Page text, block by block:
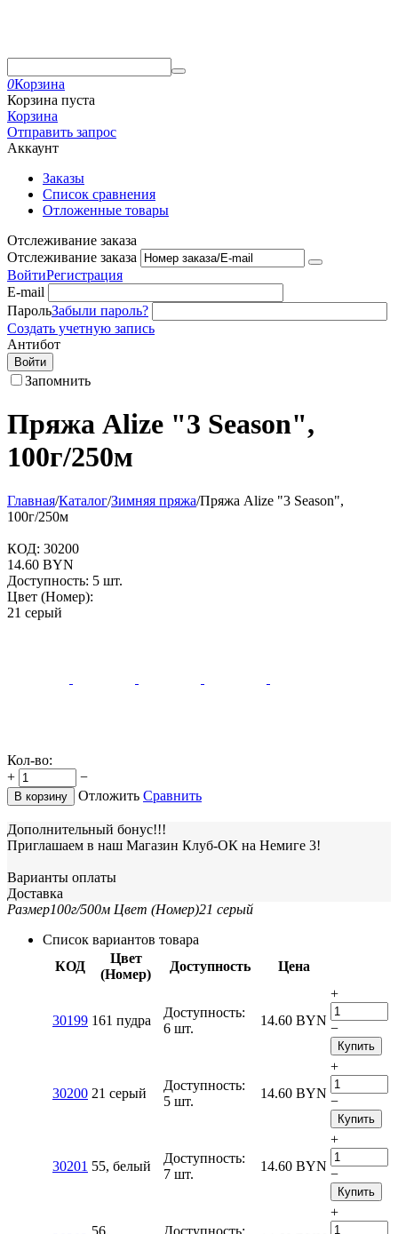
0Корзина
Корзина пуста
Корзина
Отправить запрос
Аккаунт
Заказы
Список сравнения
Отложенные товары
Отслеживание заказа
Отслеживание заказа
ВойтиРегистрация
E-mail
ПарольЗабыли пароль?
Создать учетную запись
Антибот
Войти
Запомнить
Пряжа Alize "3 Season",
100г/250м
Главная/Каталог/Зимняя пряжа/Пряжа Alize "3 Season",
100г/250м
КОД: 30200
14.60 BYN
Доступность: 5 шт.
Цвет (Номер):
21 серый
Кол-во:
+
−
В корзину Отложить Сравнить
Дополнительный бонус!!!
Приглашаем в наш Магазин Клуб-ОК на Немиге 3!
Варианты оплаты
Доставка
Размер100г/500м Цвет (Номер)21 серый
Список вариантов товара
КОД
Цвет
(Номер)
Доступность Цена
30199 161 пудра
Доступность:
6 шт.
14.60 BYN
+
−
Купить
30200 21 серый
Доступность:
5 шт.
14.60 BYN
+
−
Купить
30201 55, белый
Доступность:
7 шт.
14.60 BYN
+
−
Купить
56,
Доступность:
+